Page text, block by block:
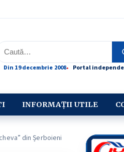
Din 19 decembrie 2008 Portal
INFORMAȚII UTILE
din Șerboieni